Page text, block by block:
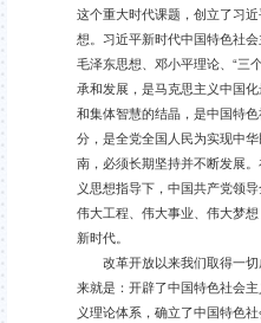
这个重大时代课题，创立了习
想。习近平新时代中国特色社会
毛泽东思想、邓小平理论、“三
承和发展，是马克思主义中国
和集体智慧的结晶，是中国特
分，是全党全国人民为实现中
南，必须长期坚持并不断发展
义思想指导下，中国共产党领
伟大工程、伟大事业、伟大梦
新时代。
改革开放以来我们取得一切
来就是：开辟了中国特色社会
义理论体系，确立了中国特色